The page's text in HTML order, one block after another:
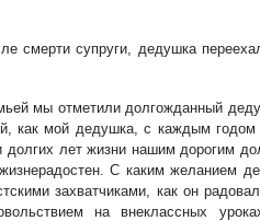
смерти супруги, дедушка
мы отметили долгожданный
как мой дедушка, с каждым годом
долгих лет жизни нашим дорогим
С каким желанием
захватчиками, как он
на внеклассных